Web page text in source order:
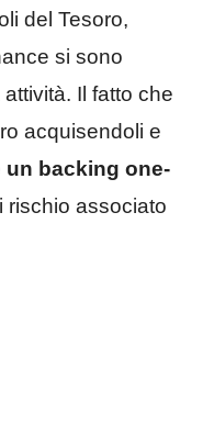
del Tesoro,
si sono
Il fatto che
acquisendoli e
un backing one-
rischio associato